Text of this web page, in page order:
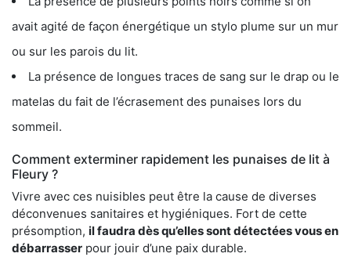
avait agité de façon énergétique un stylo plume sur un mur
ou sur les parois du lit.
La présence de longues traces de sang sur le drap ou le
matelas du fait de l’écrasement des punaises lors du
sommeil.
Comment exterminer rapidement les punaises de lit à
Fleury ?
Vivre avec ces nuisibles peut être la cause de diverses
déconvenues sanitaires et hygiéniques. Fort de cette
présomption, il faudra dès qu’elles sont détectées vous en
débarrasser pour jouir d’une paix durable.